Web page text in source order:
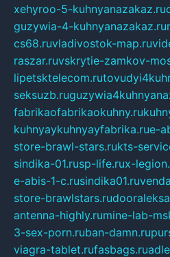
xehyroo-5-kuhnyanazakaz.ru
guzywia-4-kuhnyanazakaz.ru
cs68.ruvladivostok-map.ru
raszar.ruvskrytie-zamkov-
lipetsktelecom.ru
seksuzb.ru
fabrikaofabrikaokuhny.ru
kuhnyaykuhnyayfabrika.rue-
store-brawl-stars.rukts-
sindika-01.rusp-life.rux-
e-abis-1-c.rusindika01.ru
store-brawlstars.ru
antenna-highly.rumine-lab-
3-sex-porn.ruban-damn.ru
viagra-tablet.rufasbags.ru